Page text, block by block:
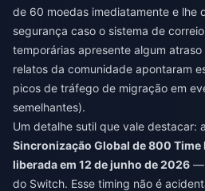
de 60 moedas imediatamente e lhe
segurança caso o sistema de
temporárias apresente algum
relatos da comunidade apontaram
picos de tráfego de migração em
semelhantes).
Um detalhe sutil que vale destacar: a
Sincronização Global de 800 Time
liberada em 12 de junho de 2026 —
do Switch. Esse timing não é